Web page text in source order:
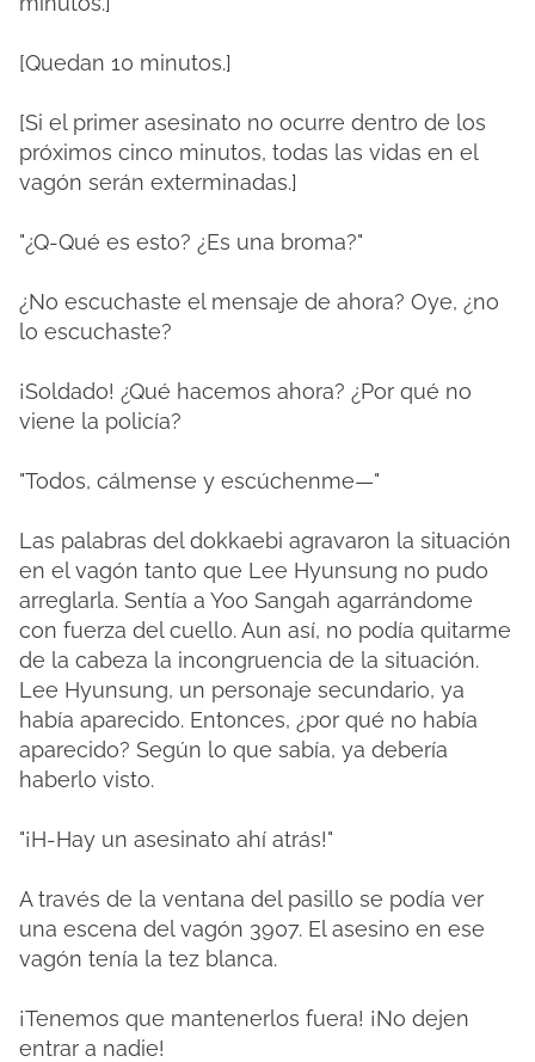
[Quedan 10 minutos.]
[Si el primer asesinato no ocurre dentro de los
próximos cinco minutos, todas las vidas en el
vagón serán exterminadas.]
"¿Q-Qué es esto? ¿Es una broma?"
¿No escuchaste el mensaje de ahora? Oye, ¿no
lo escuchaste?
¡Soldado! ¿Qué hacemos ahora? ¿Por qué no
viene la policía?
"Todos, cálmense y escúchenme—"
Las palabras del dokkaebi agravaron la situación
en el vagón tanto que Lee Hyunsung no pudo
arreglarla. Sentía a Yoo Sangah agarrándome
con fuerza del cuello. Aun así, no podía quitarme
de la cabeza la incongruencia de la situación.
Lee Hyunsung, un personaje secundario, ya
había aparecido. Entonces, ¿por qué no había
aparecido? Según lo que sabía, ya debería
haberlo visto.
"¡H-Hay un asesinato ahí atrás!"
A través de la ventana del pasillo se podía ver
una escena del vagón 3907. El asesino en ese
vagón tenía la tez blanca.
¡Tenemos que mantenerlos fuera! ¡No dejen
entrar a nadie!